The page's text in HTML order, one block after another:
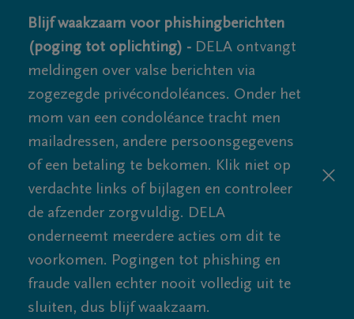
Blijf waakzaam voor phishingberichten
(poging tot oplichting) - DELA ontvangt
meldingen over valse berichten via
zogezegde privécondoléances. Onder het
mom van een condoléance tracht men
mailadressen, andere persoonsgegevens
of een betaling te bekomen. Klik niet op
verdachte links of bijlagen en controleer
de afzender zorgvuldig. DELA
onderneemt meerdere acties om dit te
voorkomen. Pogingen tot phishing en
fraude vallen echter nooit volledig uit te
sluiten, dus blijf waakzaam.